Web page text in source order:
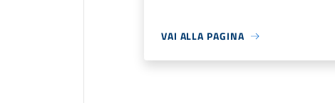
VAI ALLA PAGINA